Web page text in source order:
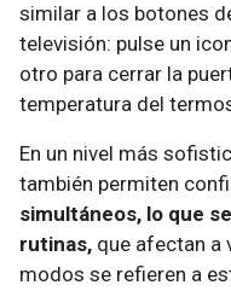
similar a los botones
televisión: pulse un
otro para cerrar la
temperatura del
En un nivel más
también permiten
simultáneos, lo que
rutinas, que afectan a
modos se refieren a